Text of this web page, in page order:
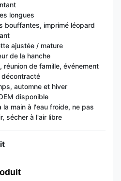
longues
bouffantes, imprimé léopard
ajustée / mature
de la hanche
réunion de famille, événement
décontracté
automne et hiver
disponible
la main à l'eau froide, ne pas
sécher à l'air libre